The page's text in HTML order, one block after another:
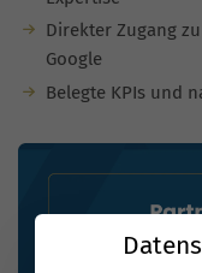
Direkter Zugang
Google
Belegte KPIs und